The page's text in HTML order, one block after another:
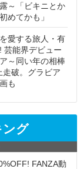
～「ビキニとか
めてかも」
愛する旅人・有
芸能界デビュー
～同い年の相棒
走破。グラビア
も
ング
FANZA動